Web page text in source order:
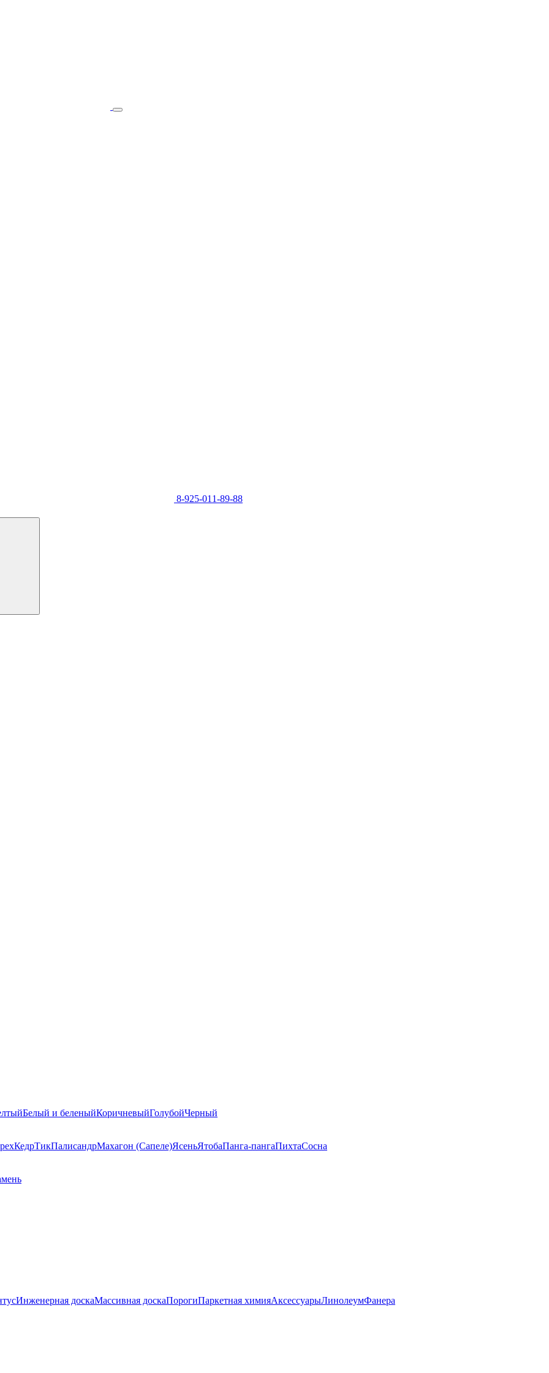
8-925-011-89-88
Белый и беленыйКоричневыйГолубойЧерный
КедрТикПалисандрМахагон (Сапеле)ЯсеньЯтобаПанга-пангаПихтаСосна
Инженерная доскаМассивная доскаПорогиПаркетная химияАксессуарыЛинолеумФанера